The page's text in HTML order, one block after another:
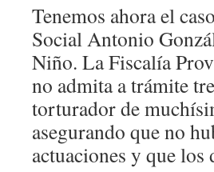
Tenemos ahora el
Social Antonio
Niño. La Fiscalía
no admita a trámite
torturador de
asegurando que no
actuaciones y que